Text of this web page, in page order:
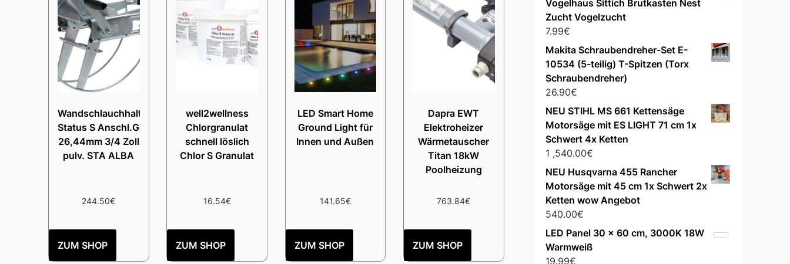
Wandschlauchhalter
Status S Anschl.G
26,44mm 3/4 Zoll
pulv. STA ALBA
244.50€
ZUM SHOP
well2wellness
Chlorgranulat
schnell löslich
Chlor S Granulat
16.54€
ZUM SHOP
LED Smart Home
Ground Light für
Innen und Außen
141.65€
ZUM SHOP
Dapra EWT
Elektroheizer
Wärmetauscher
Titan 18kW
Poolheizung
763.84€
ZUM SHOP
Vogelhaus Sittich Brutkasten Nest
Zucht Vogelzucht
7.99€
Makita Schraubendreher-Set E-
10534 (5-teilig) T-Spitzen (Torx
Schraubendreher)
26.90€
NEU STIHL MS 661 Kettensäge
Motorsäge mit ES LIGHT 71 cm 1x
Schwert 4x Ketten
1 ,540.00€
NEU Husqvarna 455 Rancher
Motorsäge mit 45 cm 1x Schwert 2x
Ketten wow Angebot
540.00€
LED Panel 30 x 60 cm, 3000K 18W
Warmweiß
19.99€